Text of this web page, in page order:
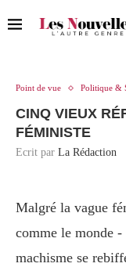
Point de vue Politique &
CINQ VIEUX
FÉMINISTE
Ecrit par La Rédaction
Malgré la vague
comme le monde -
machisme se